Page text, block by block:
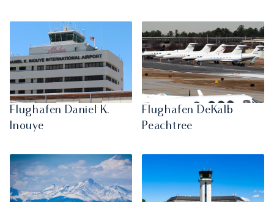
Flughafen Daniel K.
Inouye
Flughafen DeKalb
Peachtree